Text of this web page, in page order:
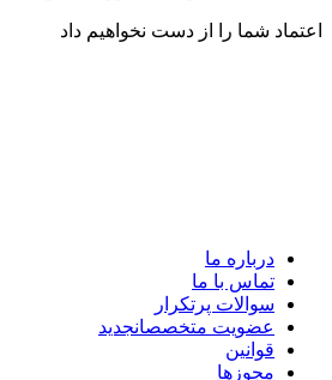
اعتماد شما را از دست نخواهیم داد
درباره ما
تماس با ما
سوالات پرتکرار
عضویت متخصصانجدید
قوانین
مجوزها